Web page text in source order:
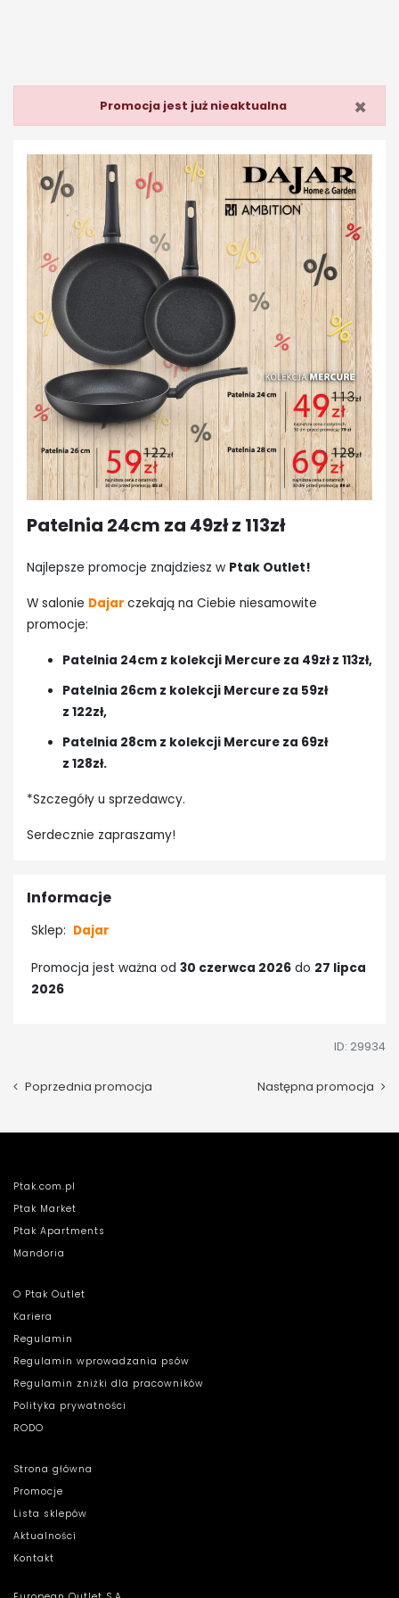
Promocja jest już nieaktualna ×
Patelnia 24cm za 49zł z 113zł
Najlepsze promocje znajdziesz w Ptak Outlet!
W salonie Dajar czekają na Ciebie niesamowite
promocje:
Patelnia 24cm z kolekcji Mercure za 49zł z 113zł,
Patelnia 26cm z kolekcji Mercure za 59zł
z 122zł,
Patelnia 28cm z kolekcji Mercure za 69zł
z 128zł.
*Szczegóły u sprzedawcy.
Serdecznie zapraszamy!
Informacje
Sklep: Dajar
Promocja jest ważna od 30 czerwca 2026 do 27 lipca
2026
ID: 29934
Poprzednia promocja Następna promocja
Ptak.com.pl
Ptak Market
Ptak Apartments
Mandoria
O Ptak Outlet
Kariera
Regulamin
Regulamin wprowadzania psów
Regulamin zniżki dla pracowników
Polityka prywatności
RODO
Strona główna
Promocje
Lista sklepów
Aktualności
Kontakt